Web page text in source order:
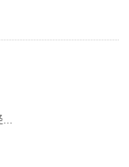
...